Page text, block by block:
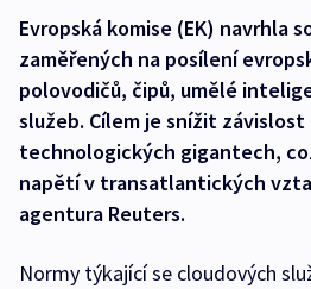
Evropská komise (EK) navrhla
zaměřených na posílení
polovodičů, čipů, umělé
služeb. Cílem je snížit závislost
technologických gigantech,
napětí v transatlantických
agentura Reuters.
Normy týkající se cloudových